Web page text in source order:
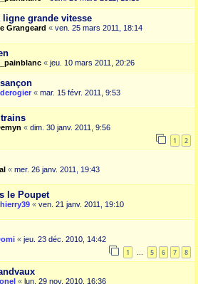
ligne grande vitesse
Grangeard « ven. 25 mars 2011, 18:14
« jeu. 10 mars 2011, 20:26
« mar. 15 févr. 2011, 9:53
« dim. 30 janv. 2011, 9:56
1 2
« mer. 26 janv. 2011, 19:43
le Poupet
« ven. 21 janv. 2011, 19:10
« jeu. 23 déc. 2010, 14:42
1 … 5 6 7 8
« lun. 29 nov. 2010, 16:36